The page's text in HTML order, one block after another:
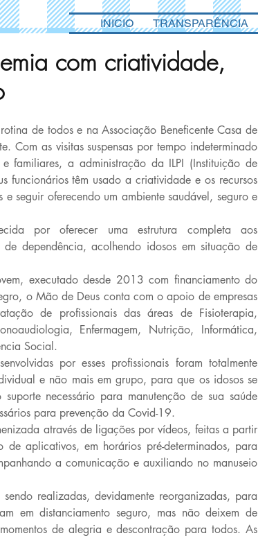
com criatividade,
de todos e na Associação Beneficente Casa de
Com as visitas suspensas por tempo indeterminado
familiares, a administração da ILPI (Instituição de
funcionários têm usado a criatividade e os recursos
seguir oferecendo um ambiente saudável, seguro e
por oferecer uma estrutura completa aos
dependência, acolhendo idosos em situação de
executado desde 2013 com financiamento do
o Mão de Deus conta com o apoio de empresas
de profissionais das áreas de Fisioterapia,
Enfermagem, Nutrição, Informática,
Social.
por esses profissionais foram totalmente
e não mais em grupo, para que os idosos se
necessário para manutenção de sua saúde
para prevenção da Covid-19.
através de ligações por vídeos, feitas a partir
aplicativos, em horários pré-determinados, para
a comunicação e auxiliando no manuseio
realizadas, devidamente reorganizadas, para
em distanciamento seguro, mas não deixem de
de alegria e descontração para todos. As
INICIO TRANSPARÊNCIA